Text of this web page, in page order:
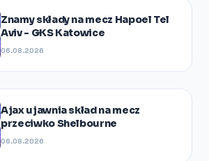
Znamy składy na mecz Hapoel Tel
Aviv - GKS Katowice
06.08.2026
Ajax ujawnia skład na mecz
przeciwko Shelbourne
06.08.2026